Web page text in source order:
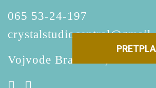
065 53-24-197
Vojvode Brane 1A, Šabac